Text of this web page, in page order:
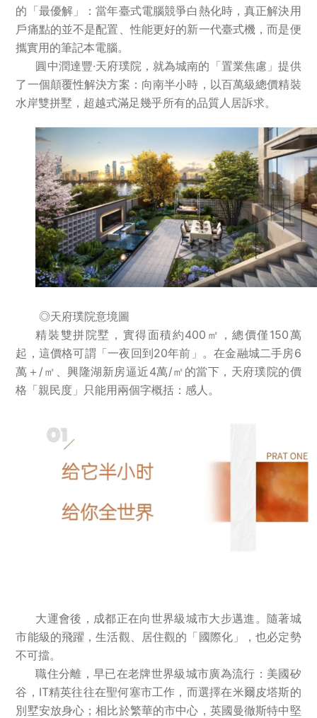
BD合作矩陣
 中文 EN JP
的「最優解」：當年臺式電腦競爭白熱化時，真正解決用
戶痛點的並不是配置、性能更好的新一代臺式機，而是便
攜實用的筆記本電腦。
圓中潤達豐·天府璞院，就為城南的「置業焦慮」提供
了一個顛覆性解決方案：向南半小時，以百萬級總價精裝
水岸雙拼墅，超越式滿足幾乎所有的品質人居訴求。
◎天府璞院意境圖
精裝雙拼院墅，實得面積約400㎡，總價僅150萬
起，這價格可謂「一夜回到20年前」。在金融城二手房6
萬＋/㎡、興隆湖新房逼近4萬/㎡的當下，天府璞院的價
格「親民度」只能用兩個字概括：感人。
大運會後，成都正在向世界級城市大步邁進。隨著城
市能級的飛躍，生活觀、居住觀的「國際化」，也必定勢
不可擋。
職住分離，早已在老牌世界級城市廣為流行：美國矽
谷，IT精英往往在聖何塞市工作，而選擇在米爾皮塔斯的
別墅安放身心；相比於繁華的市中心，英國曼徹斯特中堅